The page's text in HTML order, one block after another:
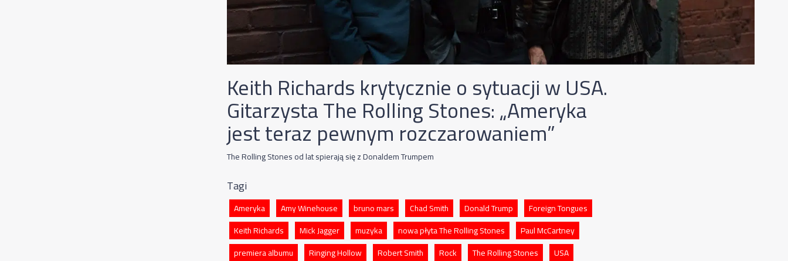
Keith Richards krytycznie o sytuacji w USA.
Gitarzysta The Rolling Stones: „Ameryka
jest teraz pewnym rozczarowaniem”
The Rolling Stones od lat spierają się z Donaldem Trumpem
Tagi
Ameryka Amy Winehouse bruno mars Chad Smith Donald Trump
Foreign Tongues
Keith Richards
Mick Jagger muzyka nowa płyta The Rolling Stones
Paul McCartney
premiera albumu
Ringing Hollow Robert Smith Rock The Rolling Stones USA